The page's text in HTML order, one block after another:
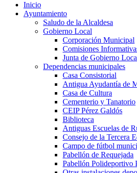
Inicio
Ayuntamiento
Saludo de la Alcaldesa
Gobierno Local
Corporación Municipal
Comisiones
Junta de Gobierno
Dependencias municipales
Casa Consistorial
Antigua Ayudantía de
Casa de Cultura
Cementerio y Tanatorio
CEIP Pérez Galdós
Biblioteca
Antiguas Escuelas de
Consejo de la Tercera
Campo de fútbol
Pabellón de Requejada
Pabellón Polideportivo